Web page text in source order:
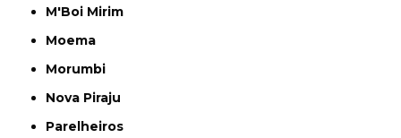
M'Boi Mirim
Moema
Morumbi
Nova Piraju
Parelheiros